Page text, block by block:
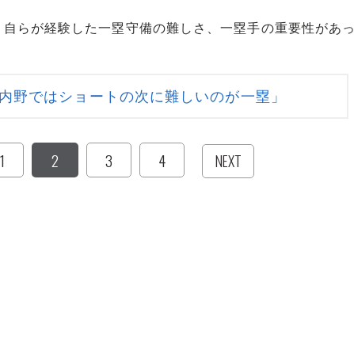
らが経験した一塁守備の難しさ、一塁手の重要性があっ
野ではショートの次に難しいのが一塁」
1 2 3 4 NEXT